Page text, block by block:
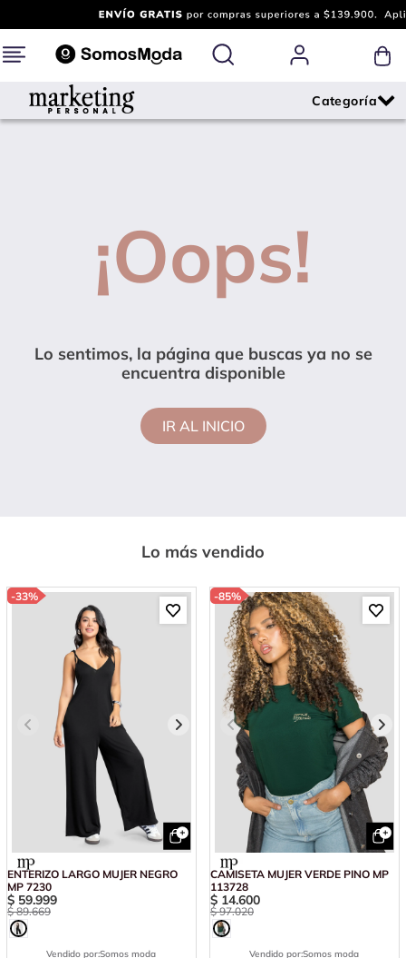
¡Oops!
Lo sentimos, la página que buscas ya no se
encuentra disponible
IR AL INICIO
Lo más vendido
-33%
ENTERIZO LARGO MUJER NEGRO
MP 7230
$ 59.999
$ 89.669
Vendido por:Somos moda
-85%
CAMISETA MUJER VERDE PINO MP
113728
$ 14.600
$ 97.020
Vendido por:Somos moda